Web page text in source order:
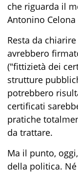
che riguarda il
Antonino Celona
Resta da
avrebbero
("fittizietà dei
strutture
potrebbero
certificati
pratiche
da trattare.
Ma il punto,
della politica.